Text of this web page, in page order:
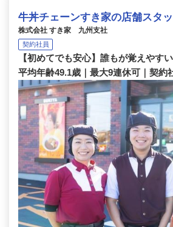
牛丼チェーンすき家の店舗スタ
株式会社 すき家 九州支社
契約社員
【初めてでも安心】誰もが覚えやす
平均年齢49.1歳｜最大9連休可｜契約